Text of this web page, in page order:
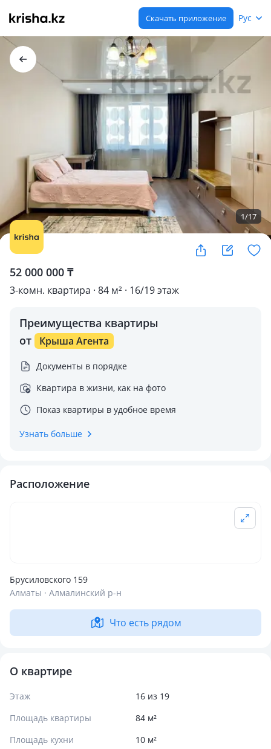
Скачать приложение Рус
1/17
52 000 000 ₸
3-комн. квартира · 84 м² · 16/19 этаж
Преимущества квартиры
от
Крыша Агента
Документы в порядке
Квартира в жизни, как на фото
Показ квартиры в удобное время
Узнать больше
Расположение
Брусиловского 159
Алматы · Алмалинский р-н
Что есть рядом
О квартире
Этаж
16 из 19
Площадь квартиры
84 м²
Площадь кухни
10 м²